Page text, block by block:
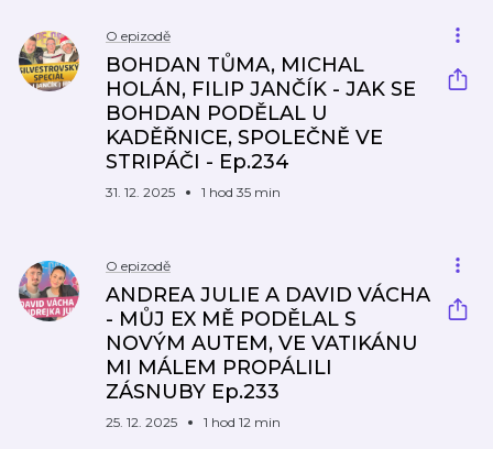
O epizodě
BOHDAN TŮMA, MICHAL
HOLÁN, FILIP JANČÍK - JAK SE
BOHDAN PODĚLAL U
KADĚŘNICE, SPOLEČNĚ VE
STRIPÁČI - Ep.234
31. 12. 2025 1 hod 35 min
O epizodě
ANDREA JULIE A DAVID VÁCHA
- MŮJ EX MĚ PODĚLAL S
NOVÝM AUTEM, VE VATIKÁNU
MI MÁLEM PROPÁLILI
ZÁSNUBY Ep.233
25. 12. 2025 1 hod 12 min